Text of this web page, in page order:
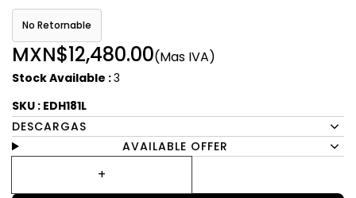
No Retornable
MXN$12,480.00(Mas IVA)
Stock Available :3
SKU : EDH181L
DESCARGAS
AVAILABLE OFFER